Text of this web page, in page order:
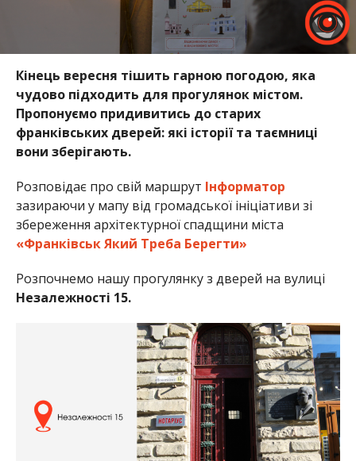
Кінець вересня тішить гарною погодою, яка
чудово підходить для прогулянок містом.
Пропонуємо придивитись до старих
франківських дверей: які історії та таємниці
вони зберігають.
Розповідає про свій маршрут Інформатор
зазираючи у мапу від громадської ініціативи зі
збереження архітектурної спадщини міста
«Франківськ Який Треба Берегти»
Розпочнемо нашу прогулянку з дверей на вулиці
Незалежності 15.